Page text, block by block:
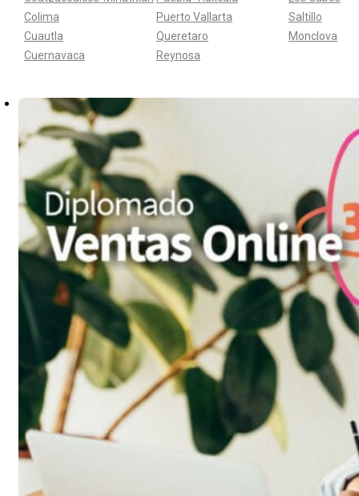
Colima
Cuautla
Cuernavaca
Puerto Vallarta
Queretaro
Reynosa
Saltillo
Monclova